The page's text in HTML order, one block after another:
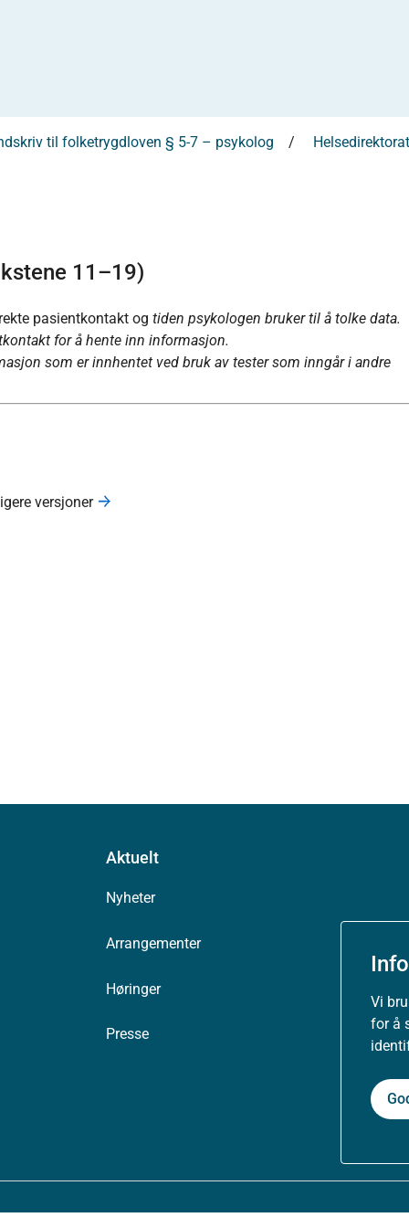
Vi
for å
til folketrygdloven § 5-7 – psykolog
11–19)
pasientkontakt og tiden psykologen bruker til å tolke data.
for å hente inn informasjon.
som er innhentet ved bruk av tester som inngår i andre
versjoner
Aktuelt
Nyheter
Arrangementer
Høringer
Presse